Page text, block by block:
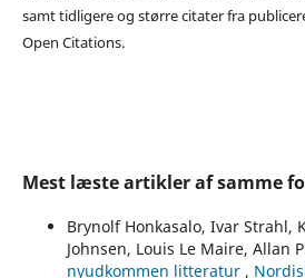
samt tidligere og større citater fra
Open Citations.
Mest læste artikler af samme
Brynolf Honkasalo, Ivar Strahl,
Johnsen, Louis Le Maire, Allan
nyudkommen litteratur ,